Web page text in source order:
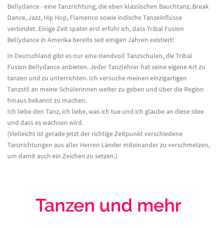
Bellydance - eine Tanzrichtung, die eben klassischen Bauchtanz, Break
Dance, Jazz, Hip Hop, Flamenco sowie indische Tanzeinflüsse
verbindet. Einige Zeit später erst erfuhr ich, dass Tribal Fusion
Bellydance in Amerika bereits seit einigen Jahren existiert!
In Deutschland gibt es nur eine Handvoll Tanzschulen, die Tribal
Fusion Bellydance anbieten. Jeder Tanzlehrer hat seine eigene Art zu
tanzen und zu unterrichten. Ich versuche meinen einzigartigen
Tanzstil an meine Schülerinnen weiter zu geben und über die Region
hinaus bekannt zu machen.
Ich liebe den Tanz, ich liebe, was ich tue und ich glaube an diese Idee
und dass es wachsen wird.
(Vielleicht ist gerade jetzt der richtige Zeitpunkt verschiedene
Tanzrichtungen aus aller Herren Länder miteinander zu verschmelzen,
um damit auch ein Zeichen zu setzen.)
Tanzen und mehr